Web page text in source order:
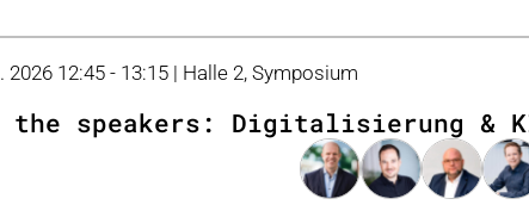
2026 12:45 - 13:15 | Halle 2, Symposium
the speakers: Digitalisierung &